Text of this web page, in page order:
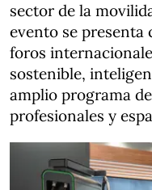
sector de la
evento se presenta
foros
sostenible,
amplio programa
profesionales y